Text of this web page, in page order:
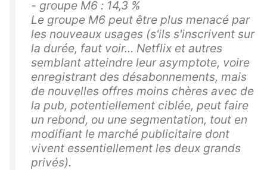
- groupe M6 : 14,3 %
Le groupe M6 peut être plus menacé par
les nouveaux usages (s'ils s'inscrivent sur
la durée, faut voir... Netflix et autres
semblant atteindre leur asymptote, voire
enregistrant des désabonnements, mais
de nouvelles offres moins chères avec de
la pub, potentiellement ciblée, peut faire
un rebond, ou une segmentation, tout en
modifiant le marché publicitaire dont
vivent essentiellement les deux grands
privés).